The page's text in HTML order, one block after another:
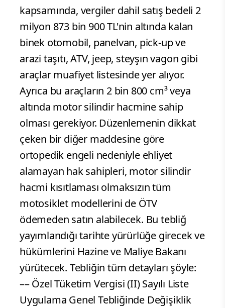
kapsamında, vergiler dahil satış bedeli 2
milyon 873 bin 900 TL'nin altında kalan
binek otomobil, panelvan, pick-up ve
arazi taşıtı, ATV, jeep, steyşın vagon gibi
araçlar muafiyet listesinde yer alıyor.
Ayrıca bu araçların 2 bin 800 cm³ veya
altında motor silindir hacmine sahip
olması gerekiyor. Düzenlemenin dikkat
çeken bir diğer maddesine göre
ortopedik engeli nedeniyle ehliyet
alamayan hak sahipleri, motor silindir
hacmi kısıtlaması olmaksızın tüm
motosiklet modellerini de ÖTV
ödemeden satın alabilecek. Bu tebliğ
yayımlandığı tarihte yürürlüğe girecek ve
hükümlerini Hazine ve Maliye Bakanı
yürütecek. Tebliğin tüm detayları şöyle:
–– Özel Tüketim Vergisi (II) Sayılı Liste
Uygulama Genel Tebliğinde Değişiklik